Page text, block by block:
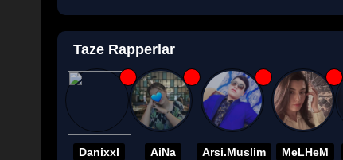
Taze Rapperlar
Danixxl AiNa Arsi.Muslim MeLHeM